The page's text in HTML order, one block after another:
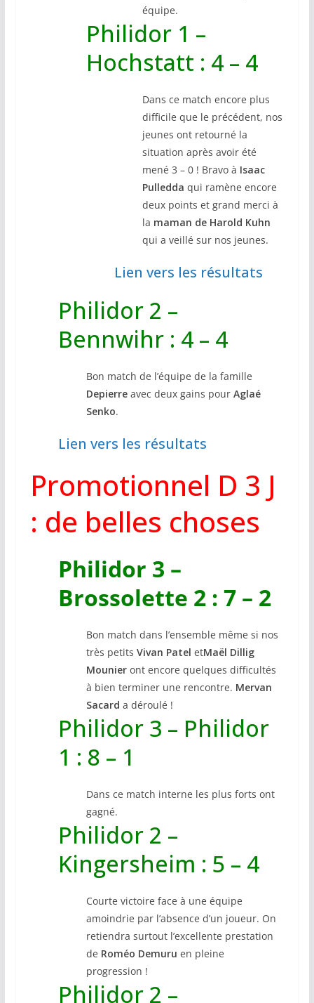
équipe.
Philidor 1 –
Hochstatt : 4 – 4
Dans ce match encore plus
difficile que le précédent, nos
jeunes ont retourné la
situation après avoir été
mené 3 – 0 ! Bravo à Isaac
Pulledda qui ramène encore
deux points et grand merci à
la maman de Harold Kuhn
qui a veillé sur nos jeunes.
Lien vers les résultats
Philidor 2 –
Bennwihr : 4 – 4
Bon match de l’équipe de la famille
Depierreavec deux gains pour Aglaé
Senko.
Lien vers les résultats
Promotionnel D 3 J
: de belles choses
Philidor 3 –
Brossolette 2 : 7 – 2
Bon match dans l’ensemble même si nos
très petits Vivan Patel etMaël Dillig
Mounieront encore quelques difficultés
à bien terminer une rencontre. Mervan
Sacard a déroulé !
Philidor 3 – Philidor
1 : 8 – 1
Dans ce match interne les plus forts ont
gagné.
Philidor 2 –
Kingersheim : 5 – 4
Courte victoire face à une équipe
amoindrie par l’absence d’un joueur. On
retiendra surtout l’excellente prestation
de Roméo Demuru en pleine
progression !
Philidor 2 –